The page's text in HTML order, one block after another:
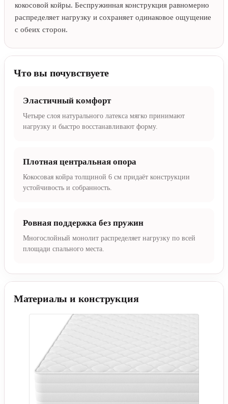
кокосовой койры. Беспружинная конструкция равномерно
распределяет нагрузку и сохраняет одинаковое ощущение
с обеих сторон.
Что вы почувствуете
Эластичный комфорт
Четыре слоя натурального латекса мягко принимают
нагрузку и быстро восстанавливают форму.
Плотная центральная опора
Кокосовая койра толщиной 6 см придаёт конструкции
устойчивость и собранность.
Ровная поддержка без пружин
Многослойный монолит распределяет нагрузку по всей
площади спального места.
Материалы и конструкция